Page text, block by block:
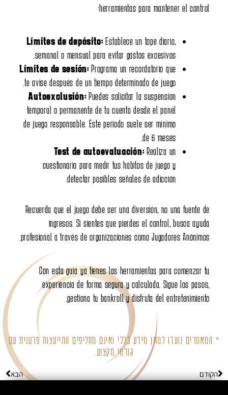
Límites de depósito:
semanal o mensual para
Límites de sesión:
te avise después de un
Autoexclusión:
temporal o permanente de
de juego responsable. Este
Test de
cuestionario para
Recuerda que el juego
ingresos. Si sientes
profesional a través de
Con esta guía ya
experiencia de forma
gestiona tu
מחליפים התייעצות פרטנית עם
הבאהבא